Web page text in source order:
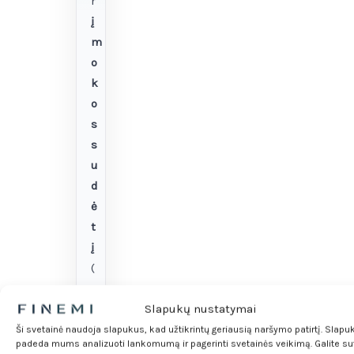
Slapukų nustatymai
Ši svetainė naudoja slapukus, kad užtikrintų geriausią naršymo patirtį.
padeda mums analizuoti lankomumą ir pagerinti svetainės veikimą. Galite
į
m
o
k
o
s
s
u
d
ė
t
į
(
a
l
ū